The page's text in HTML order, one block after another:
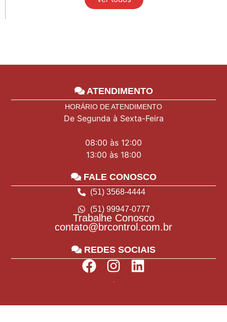
ATENDIMENTO
HORÁRIO DE ATENDIMENTO
De Segunda à Sexta-Feira
08:00 às 12:00
13:00 às 18:00
FALE CONOSCO
(51) 3568-4444
(51) 99947-0777
Trabalhe Conosco
contato@brcontrol.com.br
REDES SOCIAIS